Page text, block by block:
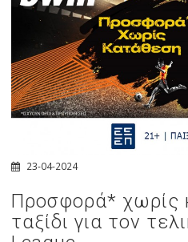
23-04-2024
Προσφορά* χωρίς
ταξίδι για τον